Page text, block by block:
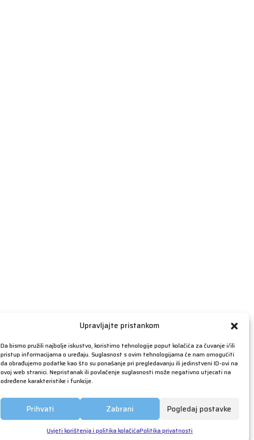
Upravljajte pristankom
Da bismo pružili najbolje iskustvo, koristimo tehnologije poput kolačića za čuvanje i/ili
pristup informacijama o uređaju. Suglasnost s ovim tehnologijama će nam omogućiti
da obrađujemo podatke kao što su ponašanje pri pregledavanju ili jedinstveni ID-ovi na
ovoj web stranici. Nepristanak ili povlačenje suglasnosti može negativno utjecati na
određene karakteristike i funkcije.
Prihvati Zabrani Pogledaj postavke
Uvjeti korištenja i politika kolačićaPolitika privatnosti
rujan 2018
srpanj 2018
lipanj 2018
svibanj 2018
ožujak 2018
siječanj 2018
prosinac 2017